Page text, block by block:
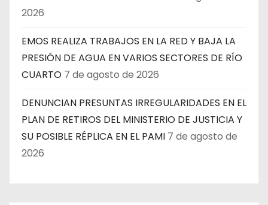
2026
EMOS REALIZA TRABAJOS EN LA RED Y BAJA LA
PRESIÓN DE AGUA EN VARIOS SECTORES DE RÍO
CUARTO 7 de agosto de 2026
DENUNCIAN PRESUNTAS IRREGULARIDADES EN EL
PLAN DE RETIROS DEL MINISTERIO DE JUSTICIA Y
SU POSIBLE RÉPLICA EN EL PAMI 7 de agosto de
2026